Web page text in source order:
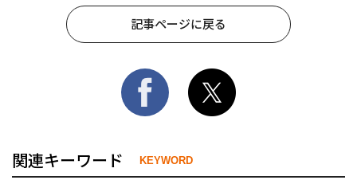
記事ページに戻る
関連キーワード KEYWORD